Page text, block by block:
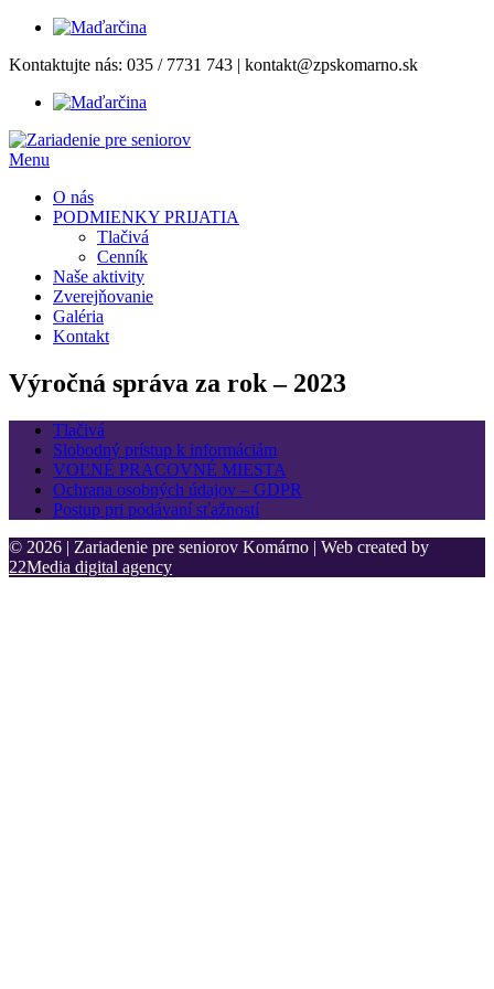
Prejsť
obsah
Kontaktujte nás: 035 / 7731 743 | kontakt@zpskomarno.sk
Menu
O nás
PODMIENKY PRIJATIA
Tlačivá
Cenník
Naše aktivity
Zverejňovanie
Galéria
Kontakt
Výročná správa za rok – 2023
Tlačivá
Slobodný prístup k informáciám
VOĽNÉ PRACOVNÉ MIESTA
Ochrana osobných údajov – GDPR
Postup pri podávaní sťažností
© 2026 | Zariadenie pre seniorov Komárno | Web created by
22Media digital agency